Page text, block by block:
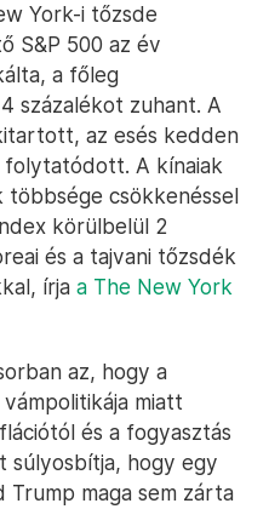
York-i tőzsde
S&P 500 az év
a főleg
százalékot zuhant. A
az esés kedden
folytatódott. A kínaiak
többsége csökkenéssel
körülbelül 2
és a tajvani tőzsdék
írja a The New York
az, hogy a
miatt
és a fogyasztás
súlyosbítja, hogy egy
Trump maga sem zárta